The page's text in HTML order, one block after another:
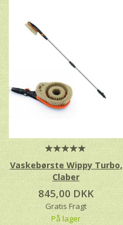
Vaskebørste Wippy Turbo,
Claber
845,00 DKK
Gratis Fragt
På lager